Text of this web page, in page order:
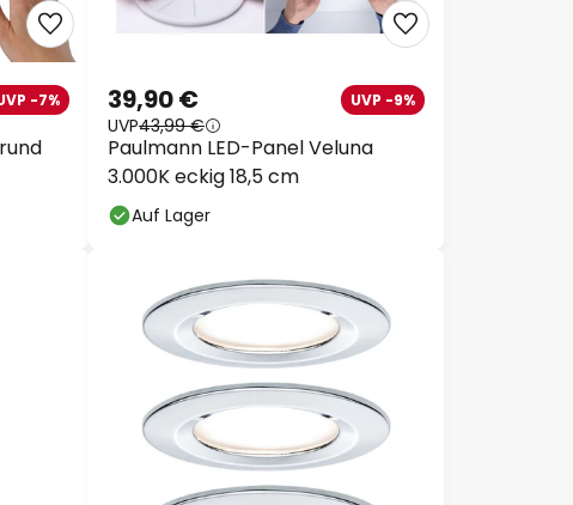
-7%
Paulmann LED-Panel Veluna
3.000K eckig 18,5 cm
39,90 € UVP -9%
UVP43,99 €
Auf Lager